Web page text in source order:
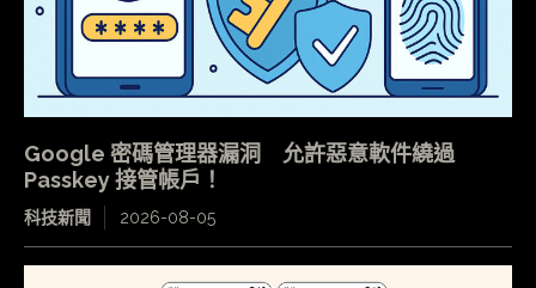
Google 密碼管理器漏洞 允許惡意軟件繞過
Passkey 接管帳戶！
科技新聞 2026-08-05